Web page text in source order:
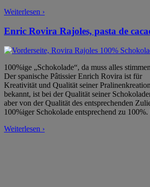
Weiterlesen ›
Enric Rovira Rajoles, pasta de
100%ige „Schokolade“, da muss alles
Der spanische Pâtissier Enrich Rovira ist für
Kreativität und Qualität seiner
bekannt, ist bei der Qualität seiner
aber von der Qualität des entsprechenden
100%iger Schokolade entsprechend zu
Weiterlesen ›